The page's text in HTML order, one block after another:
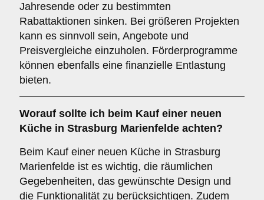
Jahresende oder zu bestimmten
Rabattaktionen sinken. Bei größeren Projekten
kann es sinnvoll sein, Angebote und
Preisvergleiche einzuholen. Förderprogramme
können ebenfalls eine finanzielle Entlastung
bieten.
Worauf sollte ich beim Kauf einer neuen
Küche in Strasburg Marienfelde achten?
Beim Kauf einer neuen Küche in Strasburg
Marienfelde ist es wichtig, die räumlichen
Gegebenheiten, das gewünschte Design und
die Funktionalität zu berücksichtigen. Zudem